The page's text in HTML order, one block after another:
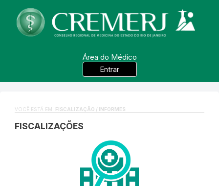
Área do Médico
Entrar
VOCÊ ESTÁ EM: FISCALIZAÇÃO / INFORMES
FISCALIZAÇÕES